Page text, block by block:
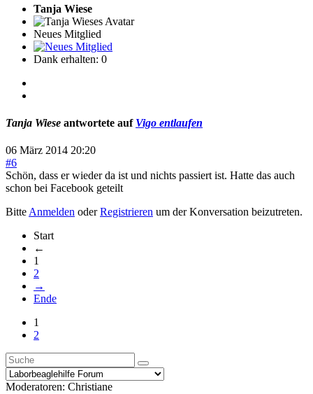
Tanja Wiese
Neues Mitglied
Dank erhalten: 0
Tanja Wiese antwortete auf Vigo entlaufen
06 März 2014 20:20
#6
Schön, dass er wieder da ist und nichts passiert ist. Hatte das auch
schon bei Facebook geteilt
Bitte Anmelden oderRegistrieren um der Konversation beizutreten.
Start
←
1
2
→
Ende
1
2
Moderatoren: Christiane